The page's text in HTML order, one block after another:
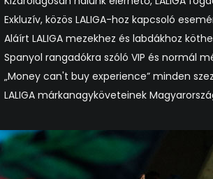
Exkluzív, közös LALIGA-hoz kapcsoló
Aláírt LALIGA mezekhez és labdákhoz
Spanyol rangadókra szóló VIP és normál
„Money can't buy experience” minden
LALIGA márkanagyköveteinek